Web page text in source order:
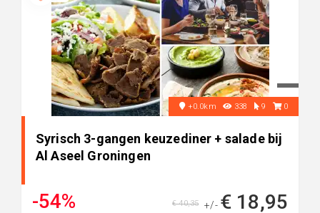
+0.0km 338 9 0
Syrisch 3-gangen keuzediner + salade bij
Al Aseel Groningen
-54% +/- € 18,95
€ 40,35